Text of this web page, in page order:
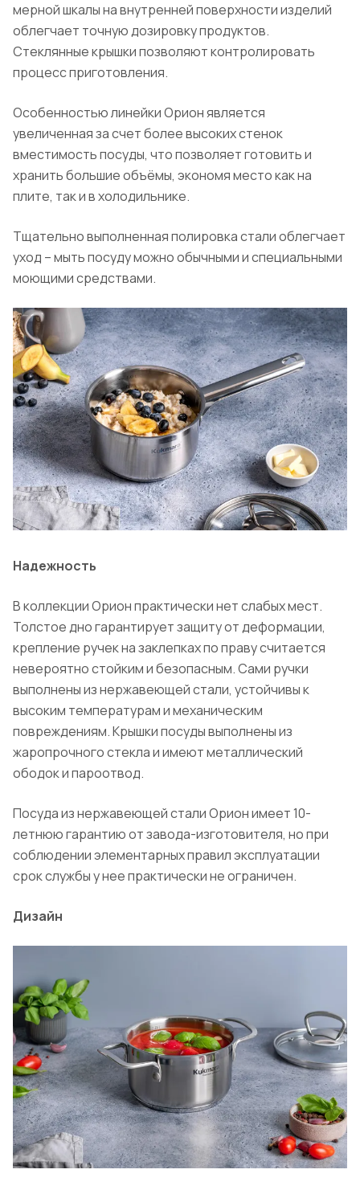
мерной шкалы на внутренней поверхности изделий
облегчает точную дозировку продуктов.
Стеклянные крышки позволяют контролировать
процесс приготовления.
Особенностью линейки Орион является
увеличенная за счет более высоких стенок
вместимость посуды, что позволяет готовить и
хранить большие объёмы, экономя место как на
плите, так и в холодильнике.
Тщательно выполненная полировка стали облегчает
уход – мыть посуду можно обычными и специальными
моющими средствами.
Надежность
В коллекции Орион практически нет слабых мест.
Толстое дно гарантирует защиту от деформации,
крепление ручек на заклепках по праву считается
невероятно стойким и безопасным. Сами ручки
выполнены из нержавеющей стали, устойчивы к
высоким температурам и механическим
повреждениям. Крышки посуды выполнены из
жаропрочного стекла и имеют металлический
ободок и пароотвод.
Посуда из нержавеющей стали Орион имеет 10-
летнюю гарантию от завода-изготовителя, но при
соблюдении элементарных правил эксплуатации
срок службы у нее практически не ограничен.
Дизайн